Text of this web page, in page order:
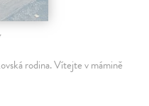
rodina. Vítejte v mámině